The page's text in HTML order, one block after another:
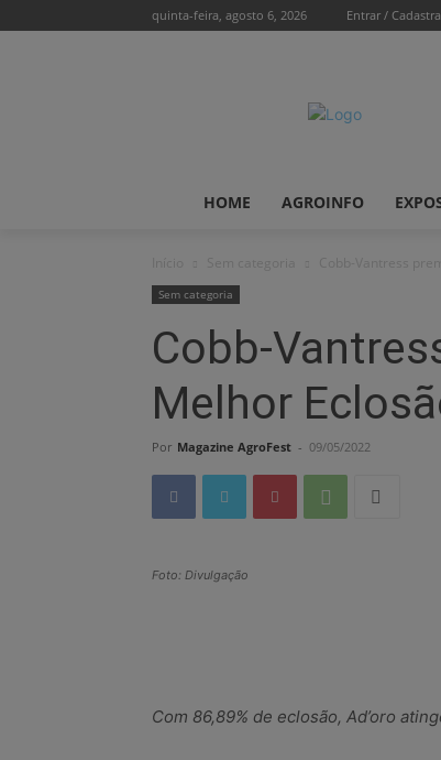
quinta-feira, agosto 6, 2026 Entrar /
HOME AGROINFO
Sem categoria
Cobb-
Melhor
Por Magazine AgroFest - 09/05/2022
Foto: Divulgação
Com 86,89% de eclosão, Ad’oro